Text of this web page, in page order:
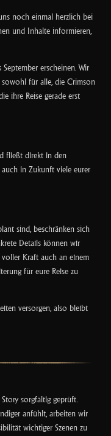
k
noch einmal herzlich bei
und Inhalte informieren,
erscheinen. Wir
für alle, die Crimson
ihre Reise gerade erst
fließt direkt in den
auch in Zukunft viele eurer
sind, beschränken sich
Details können wir
Kraft auch an einem
für eure Reise zu
versorgen, also bleibt
sorgfältig geprüft.
anfühlt, arbeiten wir
wichtiger Szenen zu